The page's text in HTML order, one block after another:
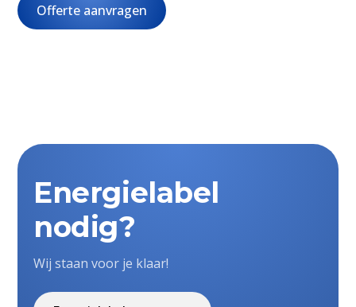
Offerte aanvragen
Energielabel
nodig?
Wij staan voor je klaar!